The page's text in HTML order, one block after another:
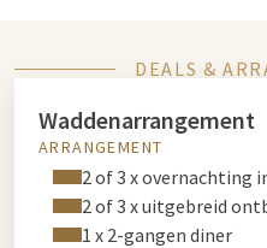
DEALS &
Waddenarrangement
ARRANGEMENT
2 of 3 x overnachting
2 of 3 x uitgebreid
1 x 2-gangen diner